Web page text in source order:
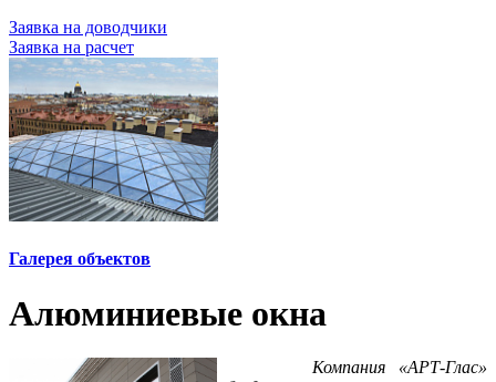
Заявка на доводчики
Заявка на расчет
Галерея объектов
Алюминиевые окна
Компания «АРТ-Глас»